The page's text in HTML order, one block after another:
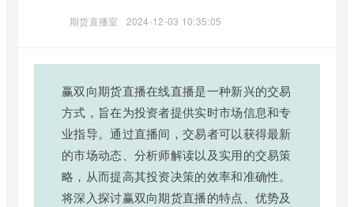
期货直播室 2024-12-03 10:35:05
赢双向期货直播在线直播是一种新兴的交易
方式，旨在为投资者提供实时市场信息和专
业指导。通过直播间，交易者可以获得最新
的市场动态、分析师解读以及实用的交易策
略，从而提高其投资决策的效率和准确性。
将深入探讨赢双向期货直播的特点、优势及